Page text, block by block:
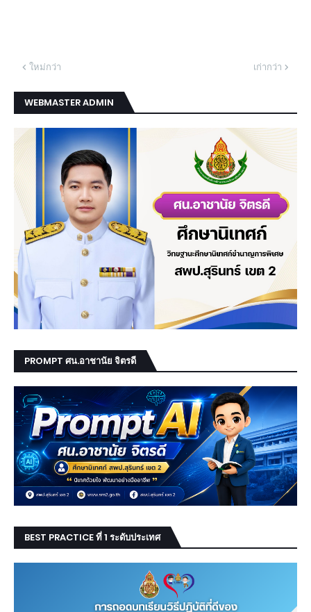
ใหม่กว่า เก่ากว่า
WEBMASTER ADMIN
PROMPT ศน.อาชานัย จิตรดี
BEST PRACTICE ที่ 1 ระดับประเทศ